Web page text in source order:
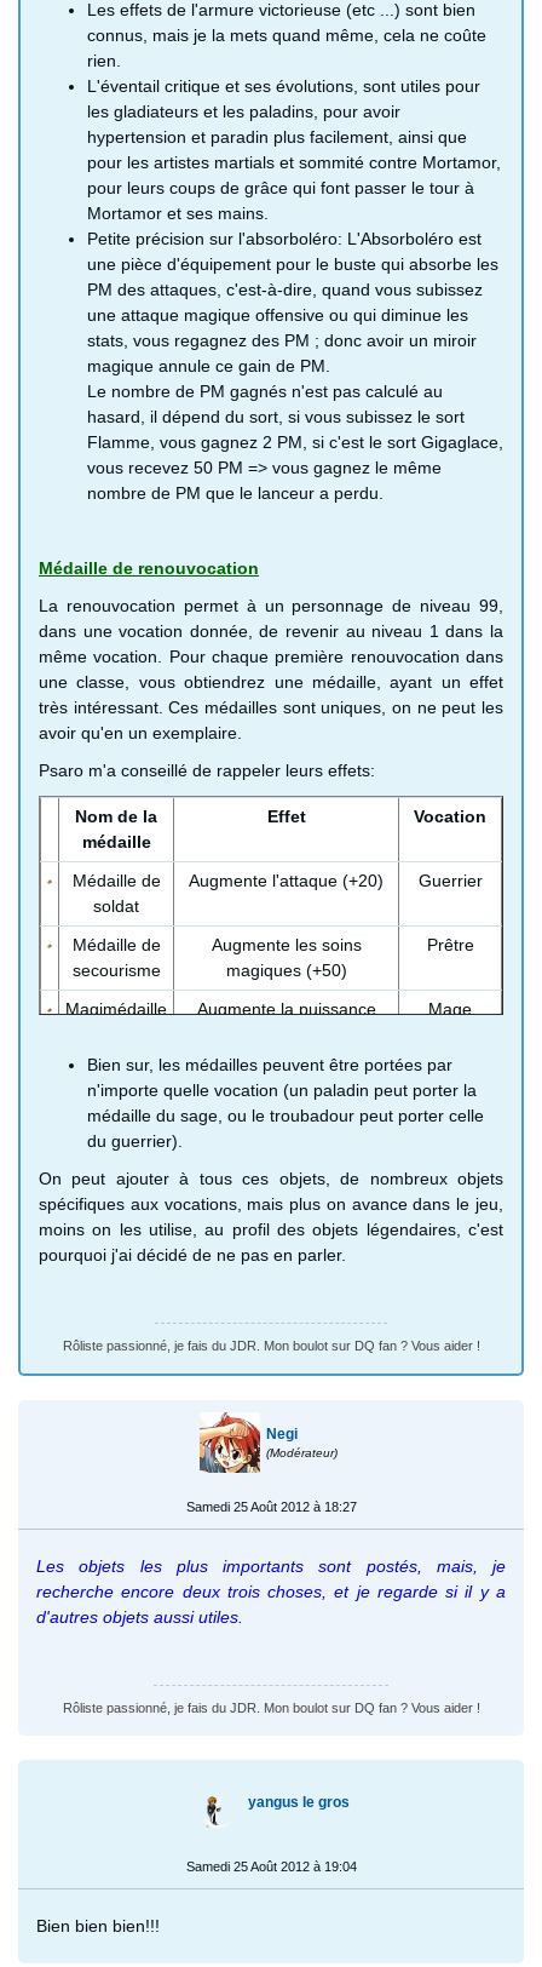
spéciales et
spartiates
subtiles
pour les subtiles.
Redonnent des PM
Donnent de plus un
bonus de 5 PM, pour
les spartiates
adéquates, jusqu'à
20 PM, pour les
subtiles.
sommeil
Heaume sacré
heaume béni,
heaume
miraculeux et
heaume divin
résister à la
confusion et l'illusion
Hannimal,
Tiare antisort
Permet de résister
plus facilement aux
sorts de malus
(baisse de
statistiques)
dans
l'histoire
alchimanach
Gants de dame-
gants de marquise
et gant de reine
Permet de résister
plus facilement à
l'illusion et la
confusion
Magasin X
Pantalon robuste
et pantalon
Diminuent les
chances de subir
Magasin
Pantalon
d'invicibilité
Efficace contre les
sorts mortels (type
kill)
2%
Pantalon
d'immortalité
Efficace contre les
sorts mortels et le
sommeil
alchimanach
d'éternité
sorts mortels, le
sommeil et la
Pantalon de
l'infini
Efficace contre de
malus
alchimanach
Anneau
médicinal
Efficace contre le
sommeil, le poison
et l'illusion
armure mytique et
armure légendaire
marchant, tout
simplement
2%
Eventail critique-
éventail surcritique,
éventail hypercritique
et éventail
ultracritique
Permettent
d'avoir plus de
chance de porter
un coup de grâce
Coffre
niveau 10,
1%
Chaussure à talons
Permettent de
gagner 10%
d'expérience en
plus après un
combat
Larme de Vénus
Augmente les
chances de
fasciner l'ennemi
de la quête
59
Bâton lumineux
éclatant et bâton de
Utilisé comme
objet de combat,
il lance la
Coffre
Absorboléro
Redonne des PM
subissez un sort
d'attaque (mais
perdez quand
même des PV)
d'antre
niveau 4, 1%
Les effets de l'armure victorieuse (etc ...) sont bien
connus, mais je la mets quand même, cela ne coûte
rien.
L'éventail critique et ses évolutions, sont utiles pour
les gladiateurs et les paladins, pour avoir
hypertension et paradin plus facilement, ainsi que
pour les artistes martials et sommité contre Mortamor,
pour leurs coups de grâce qui font passer le tour à
Mortamor et ses mains.
Petite précision sur l'absorboléro: L'Absorboléro est
une pièce d'équipement pour le buste qui absorbe les
PM des attaques, c'est-à-dire, quand vous subissez
une attaque magique offensive ou qui diminue les
stats, vous regagnez des PM ; donc avoir un miroir
magique annule ce gain de PM.
Le nombre de PM gagnés n'est pas calculé au
hasard, il dépend du sort, si vous subissez le sort
Flamme, vous gagnez 2 PM, si c'est le sort Gigaglace,
vous recevez 50 PM => vous gagnez le même
nombre de PM que le lanceur a perdu.
Médaille de renouvocation
La renouvocation permet à un personnage de niveau 99,
dans une vocation donnée, de revenir au niveau 1 dans la
même vocation. Pour chaque première renouvocation dans
une classe, vous obtiendrez une médaille, ayant un effet
très intéressant. Ces médailles sont uniques, on ne peut les
avoir qu'en un exemplaire.
Psaro m'a conseillé de rappeler leurs effets:
Nom de la
médaille
Effet Vocation
Médaille de
soldat
Augmente l'attaque (+20) Guerrier
Médaille de
secourisme
Augmente les soins
magiques (+50)
Prêtre
Magimédaille
Augmente la puissance
Mage
Médaille
d'Hermès
Augmente l'agilité (+120)
Artiste
martial
Médaille de
parchemin du voleur)
Médaille de
caméléon
Permet de porter les habits
de l'autre sexe (même si
qu'on ait cette médaille)
Troubadour
Augmente la défense (+20)
Médaille de
liberté
Augmente l'adresse (+100) Ranger
Médaille du
Augmente les PM (+60)
Augmente le charme (...)
Bien sur, les médailles peuvent être portées par
n'importe quelle vocation (un paladin peut porter la
médaille du sage, ou le troubadour peut porter celle
du guerrier).
On peut ajouter à tous ces objets, de nombreux objets
spécifiques aux vocations, mais plus on avance dans le jeu,
moins on les utilise, au profil des objets légendaires, c'est
pourquoi j'ai décidé de ne pas en parler.
Rôliste passionné, je fais du JDR. Mon boulot sur DQ fan ? Vous aider !
Negi
(Modérateur)
Samedi 25 Août 2012 à 18:27
Les objets les plus importants sont postés, mais, je
recherche encore deux trois choses, et je regarde si il y a
d'autres objets aussi utiles.
Rôliste passionné, je fais du JDR. Mon boulot sur DQ fan ? Vous aider !
yangus le gros
Samedi 25 Août 2012 à 19:04
Bien bien bien!!!